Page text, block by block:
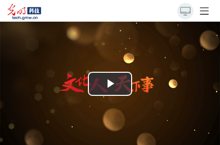
Play
Video